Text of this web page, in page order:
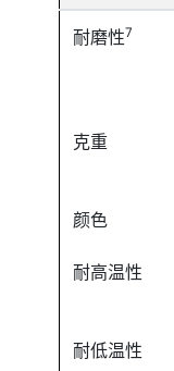
耐磨性7
克重
颜色
耐高温性
耐低温性